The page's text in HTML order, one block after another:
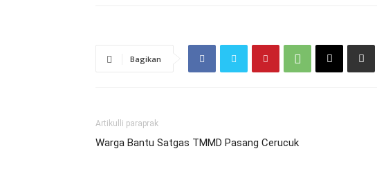
Bagikan
Artikulli paraprak
Warga Bantu Satgas TMMD Pasang Cerucuk